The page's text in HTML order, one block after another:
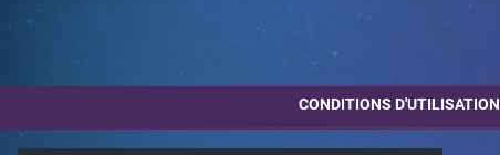
CONDITIONS D'UTILISATION